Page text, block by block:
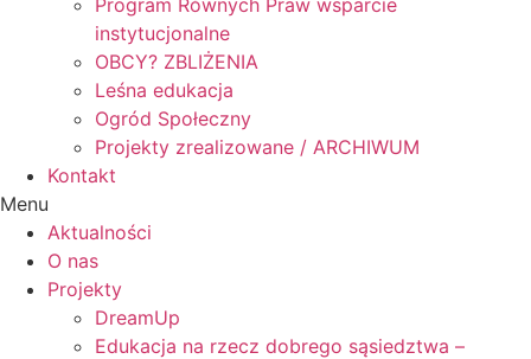
Program Równych Praw wsparcie
instytucjonalne
OBCY? ZBLIŻENIA
Leśna edukacja
Ogród Społeczny
Projekty zrealizowane / ARCHIWUM
Kontakt
Menu
Aktualności
O nas
Projekty
DreamUp
Edukacja na rzecz dobrego sąsiedztwa –